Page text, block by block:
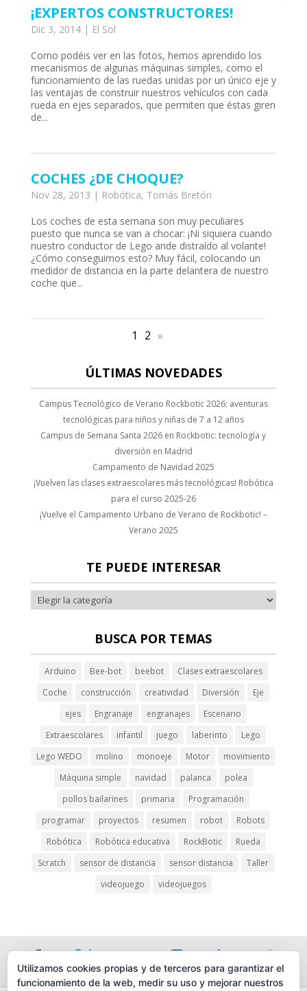
¡EXPERTOS CONSTRUCTORES!
Dic 3, 2014| El Sol
Como podéis ver en las fotos, hemos aprendido los
mecanismos de algunas máquinas simples, como el
funcionamiento de las ruedas unidas por un único eje y
las ventajas de construir nuestros vehículos con cada
rueda en ejes separados, que permiten que éstas giren
de...
COCHES ¿DE CHOQUE?
Nov 28, 2013 | Robótica, Tomás Bretón
Los coches de esta semana son muy peculiares
puesto que nunca se van a chocar: ¡Ni siquiera cuando
nuestro conductor de Lego ande distraído al volante!
¿Cómo conseguimos esto? Muy fácil, colocando un
medidor de distancia en la parte delantera de nuestro
coche que...
1 2 »
ÚLTIMAS NOVEDADES
Campus Tecnológico de Verano Rockbotic 2026: aventuras
tecnológicas para niños y niñas de 7 a 12 años
Campus de Semana Santa 2026 en Rockbotic: tecnología y
diversión en Madrid
Campamento de Navidad 2025
¡Vuelven las clases extraescolares más tecnológicas! Robótica
para el curso 2025-26
¡Vuelve el Campamento Urbano de Verano de Rockbotic! –
Verano 2025
TE PUEDE INTERESAR
BUSCA POR TEMAS
Arduino Bee-bot beebot
Clases extraescolares
Coche
construcción creatividad Diversión
Eje
ejes
Engranaje engranajes
Escenario
Extraescolares
infantil juego laberinto
Lego
Lego WEDO
molino monoeje Motor
movimiento
Máquina simple
navidad palanca
polea
pollos bailarines
primaria
Programación
programar
proyectos resumen robot
Robots
Robótica
Robótica educativa RockBotic
Rueda
Scratch
sensor de distancia sensor distancia
Taller
videojuego
videojuegos
Utilizamos cookies propias y de terceros para garantizar el
funcionamiento de la web, medir su uso y mejorar nuestros